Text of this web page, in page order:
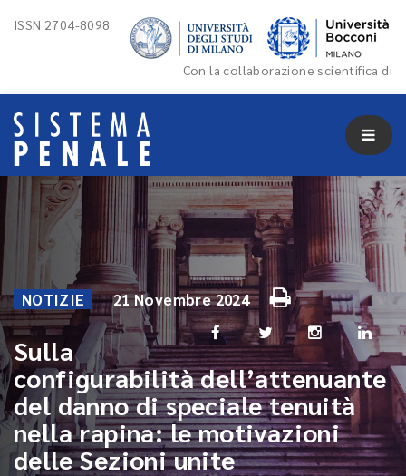
ISSN 2704-8098
Con la collaborazione scientifica di
NOTIZIE 21 Novembre 2024
Sulla
configurabilità dell’attenuante
del danno di speciale tenuità
nella rapina: le motivazioni
delle Sezioni unite